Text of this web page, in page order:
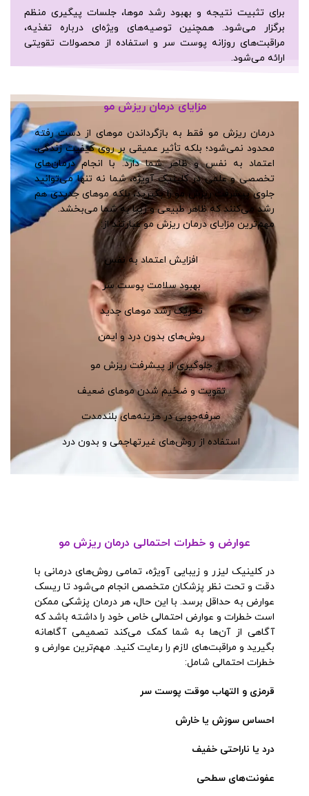
برای تثبیت نتیجه و بهبود رشد موها، جلسات پیگیری منظم
برگزار می‌شود. همچنین توصیه‌های ویژه‌ای درباره تغذیه،
مراقبت‌های روزانه پوست سر و استفاده از محصولات تقویتی
ارائه می‌شود.
مزایای درمان ریزش مو
درمان ریزش مو فقط به بازگرداندن موهای از دست رفته
محدود نمی‌شود؛ بلکه تأثیر عمیقی بر روی کیفیت زندگی،
اعتماد به نفس و ظاهر شما دارد. با انجام درمان‌های
تخصصی و علمی در کلینیک آویژه، شما نه تنها می‌توانید
جلوی پیشرفت ریزش مو را بگیرید، بلکه موهای جدیدی هم
رشد می‌کنند که ظاهر طبیعی و زیبا به شما می‌بخشد.
مهم‌ترین مزایای درمان ریزش مو عبارتند از:
افزایش اعتماد به نفس
بهبود سلامت پوست سر
تحریک رشد موهای جدید
روش‌های بدون درد و ایمن
جلوگیری از پیشرفت ریزش مو
تقویت و ضخیم شدن موهای ضعیف
صرفه‌جویی در هزینه‌های بلندمدت
استفاده از روش‌های غیرتهاجمی و بدون درد
عوارض و خطرات احتمالی درمان ریزش مو
در کلینیک لیزر و زیبایی آویژه، تمامی روش‌های درمانی با
دقت و تحت نظر پزشکان متخصص انجام می‌شود تا ریسک
عوارض به حداقل برسد. با این حال، هر درمان پزشکی ممکن
است خطرات و عوارض احتمالی خاص خود را داشته باشد که
آگاهی از آن‌ها به شما کمک می‌کند تصمیمی آگاهانه
بگیرید و مراقبت‌های لازم را رعایت کنید. مهم‌ترین عوارض و
خطرات احتمالی شامل:
قرمزی و التهاب موقت پوست سر
احساس سوزش یا خارش
درد یا ناراحتی خفیف
عفونت‌های سطحی